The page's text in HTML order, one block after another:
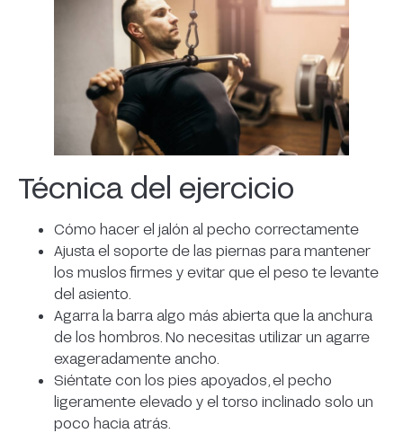
Técnica del ejercicio
Cómo hacer el jalón al pecho correctamente
Ajusta el soporte de las piernas para mantener
los muslos firmes y evitar que el peso te levante
del asiento.
Agarra la barra algo más abierta que la anchura
de los hombros. No necesitas utilizar un agarre
exageradamente ancho.
Siéntate con los pies apoyados, el pecho
ligeramente elevado y el torso inclinado solo un
poco hacia atrás.